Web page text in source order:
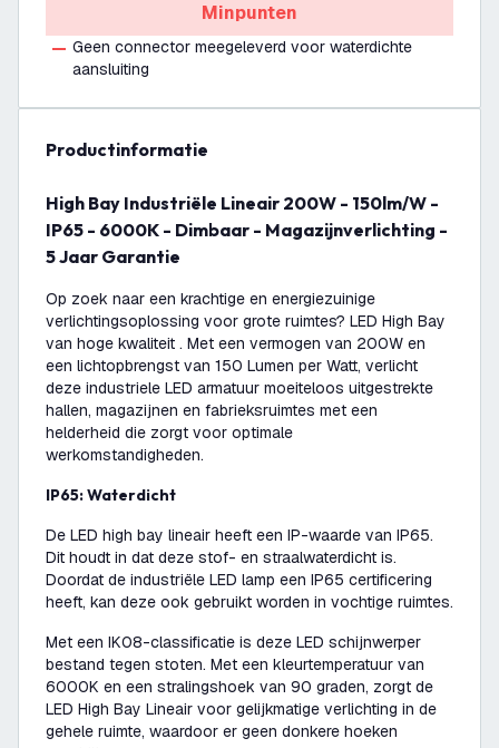
Minpunten
Geen connector meegeleverd voor waterdichte
aansluiting
productinformatie
High Bay Industriële Lineair 200W - 150lm/W -
IP65 - 6000K - Dimbaar - Magazijnverlichting -
5 Jaar Garantie
Op zoek naar een krachtige en energiezuinige
verlichtingsoplossing voor grote ruimtes? LED High Bay
van hoge kwaliteit . Met een vermogen van 200W en
een lichtopbrengst van 150 Lumen per Watt, verlicht
deze industriele LED armatuur moeiteloos uitgestrekte
hallen, magazijnen en fabrieksruimtes met een
helderheid die zorgt voor optimale
werkomstandigheden.
IP65: Waterdicht
De LED high bay lineair heeft een IP-waarde van IP65.
Dit houdt in dat deze stof- en straalwaterdicht is.
Doordat de industriële LED lamp een IP65 certificering
heeft, kan deze ook gebruikt worden in vochtige ruimtes.
Met een IK08-classificatie is deze LED schijnwerper
bestand tegen stoten. Met een kleurtemperatuur van
6000K en een stralingshoek van 90 graden, zorgt de
LED High Bay Lineair voor gelijkmatige verlichting in de
gehele ruimte, waardoor er geen donkere hoeken